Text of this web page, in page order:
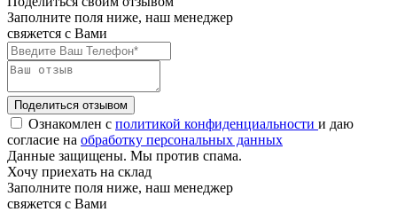
Заполните поля ниже, наш менеджер
свяжется с Вами
Поделиться отзывом
Ознакомлен с политикой конфиденциальности и даю
согласие на обработку персональных данных
Данные защищены. Мы против спама.
Хочу приехать на склад
Заполните поля ниже, наш менеджер
свяжется с Вами